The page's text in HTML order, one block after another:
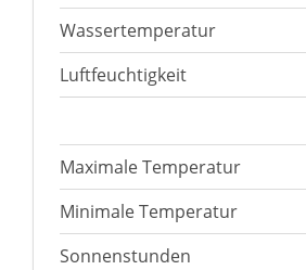
Wassertemperatur
Luftfeuchtigkeit
Maximale Temperatur
Minimale Temperatur
Sonnenstunden